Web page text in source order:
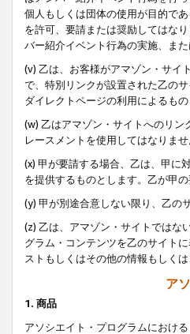
個人もしくは団体の使用が目的で
を許可、要請または奨励してはな
バー紹介イベント行為の実施、ま
(v) 乙は、お客様がアマゾン・サイ
で、特別リンクが設置された乙の
ダイレクトページの利用によるも
(w) 乙はアマゾン・サイトへのリ
レースメントを使用してはなりませ
(x) 甲が要請する場合、乙は、甲に
を提供するものとします。乙が甲
(y) 甲が別途合意しない限り、乙の
(z) 乙は、アマゾン・サイトではな
グラム・コンテンツを乙のサイト
ストもしくはその他の情報もしく
ア
1. 商品
アソシエイト・プログラムにおけ